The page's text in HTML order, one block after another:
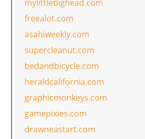
mylittlebighead.com
freealot.com
asahiweekly.com
supercleanut.com
bedandbicycle.com
heraldcalifornia.com
graphicmonkeys.com
gamepixies.com
drawneastart.com